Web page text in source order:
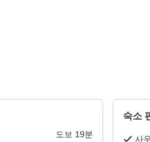
도보 19분
숙소
사